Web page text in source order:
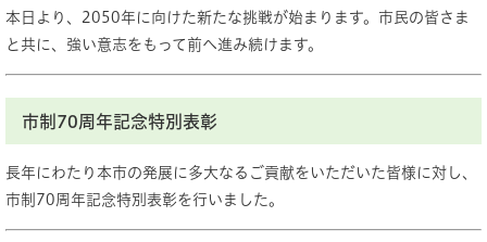
本日より、2050年に向けた新たな挑戦が始まります。市民の皆さま
と共に、強い意志をもって前へ進み続けます。
市制70周年記念特別表彰
長年にわたり本市の発展に多大なるご貢献をいただいた皆様に対し、
市制70周年記念特別表彰を行いました。